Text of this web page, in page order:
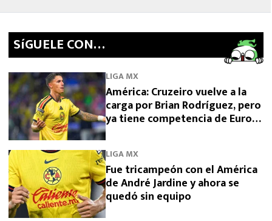
SíGUELE CON…
LIGA MX
América: Cruzeiro vuelve a la
carga por Brian Rodríguez, pero
ya tiene competencia de Europa
LIGA MX
Fue tricampeón con el América
de André Jardine y ahora se
quedó sin equipo